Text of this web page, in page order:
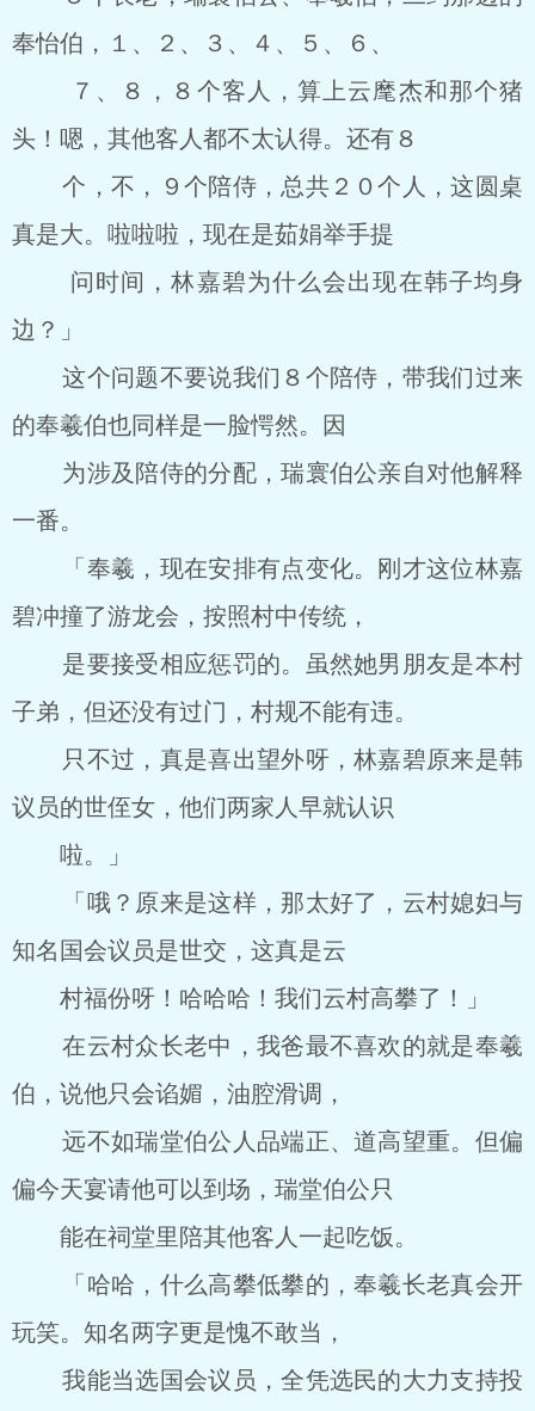
奉怡伯，１、２、３、４、５、６、
７、８，８个客人，算上云麾杰和那个猪
头！嗯，其他客人都不太认得。还有８
个，不，９个陪侍，总共２０个人，这圆桌
真是大。啦啦啦，现在是茹娟举手提
问时间，林嘉碧为什么会出现在韩子均身
边？」
这个问题不要说我们８个陪侍，带我们过来
的奉羲伯也同样是一脸愕然。因
为涉及陪侍的分配，瑞寰伯公亲自对他解释
一番。
「奉羲，现在安排有点变化。刚才这位林嘉
碧冲撞了游龙会，按照村中传统，
是要接受相应惩罚的。虽然她男朋友是本村
子弟，但还没有过门，村规不能有违。
只不过，真是喜出望外呀，林嘉碧原来是韩
议员的世侄女，他们两家人早就认识
啦。」
「哦？原来是这样，那太好了，云村媳妇与
知名国会议员是世交，这真是云
村福份呀！哈哈哈！我们云村高攀了！」
在云村众长老中，我爸最不喜欢的就是奉羲
伯，说他只会谄媚，油腔滑调，
远不如瑞堂伯公人品端正、道高望重。但偏
偏今天宴请他可以到场，瑞堂伯公只
能在祠堂里陪其他客人一起吃饭。
「哈哈，什么高攀低攀的，奉羲长老真会开
玩笑。知名两字更是愧不敢当，
我能当选国会议员，全凭选民的大力支持投